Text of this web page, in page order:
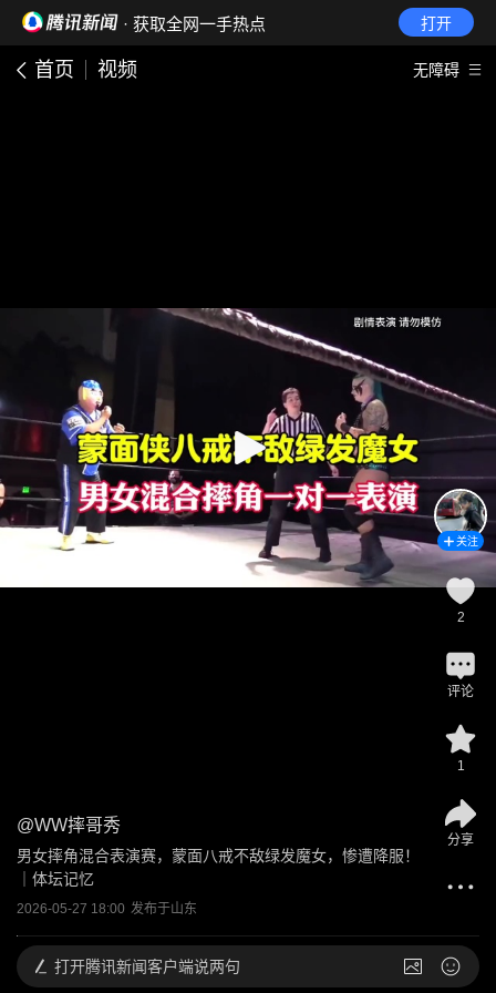
· 获取全网一手热点 打开
首页 视频 无障碍
@WW摔哥秀
男女摔角混合表演赛，蒙面八戒不敌绿发魔女，惨遭降服！
｜体坛记忆
2026-05-27 18:00 发布于山东
关注
2
评论
1
分享
打开腾讯新闻客户端说两句